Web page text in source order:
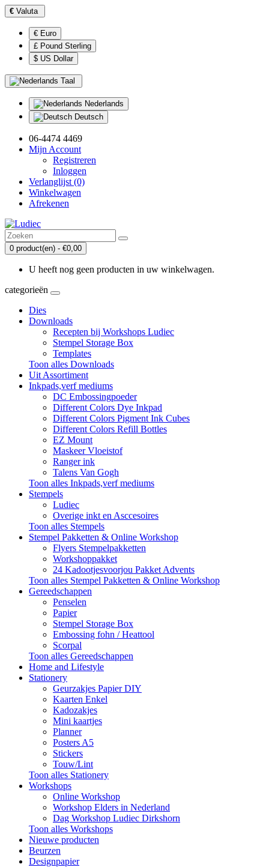
€ Valuta
€ Euro
£ Pound Sterling
$ US Dollar
Taal
Nederlands
Deutsch
06-4474 4469
Mijn Account
Registreren
Inloggen
Verlanglijst (0)
Winkelwagen
Afrekenen
0 product(en) - €0,00
U heeft nog geen producten in uw winkelwagen.
categorieën
Dies
Downloads
Recepten bij Workshops Ludiec
Stempel Storage Box
Templates
Toon alles Downloads
Uit Assortiment
Inkpads,verf mediums
DC Embossingpoeder
Different Colors Dye Inkpad
Different Colors Pigment Ink Cubes
Different Colors Refill Bottles
EZ Mount
Maskeer Vloeistof
Ranger ink
Talens Van Gogh
Toon alles Inkpads,verf mediums
Stempels
Ludiec
Overige inkt en Asccesoires
Toon alles Stempels
Stempel Pakketten & Online Workshop
Flyers Stempelpakketten
Workshoppakket
24 Kadootjesvoorjou Pakket Advents
Toon alles Stempel Pakketten & Online Workshop
Gereedschappen
Penselen
Papier
Stempel Storage Box
Embossing fohn / Heattool
Scorpal
Toon alles Gereedschappen
Home and Lifestyle
Stationery
Geurzakjes Papier DIY
Kaarten Enkel
Kadozakjes
Mini kaartjes
Planner
Posters A5
Stickers
Touw/Lint
Toon alles Stationery
Workshops
Online Workshop
Workshop Elders in Nederland
Dag Workshop Ludiec Dirkshorn
Toon alles Workshops
Nieuwe producten
Beurzen
Designpapier